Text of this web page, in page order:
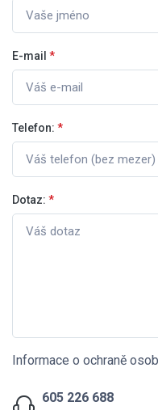
E-mail *
Telefon: *
Dotaz: *
Informace o ochraně
605 226 688